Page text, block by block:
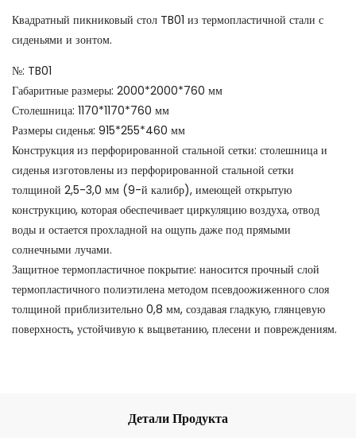
Квадратный пикниковый стол TB01 из термопластичной стали с
сиденьями и зонтом.
№: TB01
Габаритные размеры: 2000*2000*760 мм
Столешница: 1170*1170*760 мм
Размеры сиденья: 915*255*460 мм
Конструкция из перфорированной стальной сетки: столешница и
сиденья изготовлены из перфорированной стальной сетки
толщиной 2,5-3,0 мм (9-й калибр), имеющей открытую
конструкцию, которая обеспечивает циркуляцию воздуха, отвод
воды и остается прохладной на ощупь даже под прямыми
солнечными лучами.
Защитное термопластичное покрытие: наносится прочный слой
термопластичного полиэтилена методом псевдоожиженного слоя
толщиной приблизительно 0,8 мм, создавая гладкую, глянцевую
поверхность, устойчивую к выцветанию, плесени и повреждениям.
Детали Продукта